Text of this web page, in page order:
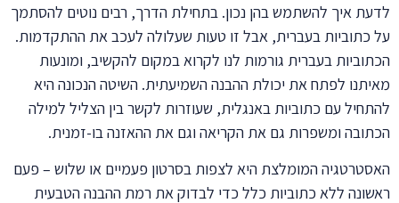
לדעת איך להשתמש בהן נכון. בתחילת הדרך, רבים נוטים להסתמך
על כתוביות בעברית, אבל זו טעות שעלולה לעכב את ההתקדמות.
הכתוביות בעברית גורמות לנו לקרוא במקום להקשיב, ומונעות
מאיתנו לפתח את יכולת ההבנה השמיעתית. השיטה הנכונה היא
להתחיל עם כתוביות באנגלית, שעוזרות לקשר בין הצליל למילה
הכתובה ומשפרות גם את הקריאה וגם את ההאזנה בו-זמנית.
האסטרטגיה המומלצת היא לצפות בסרטון פעמיים או שלוש – פעם
ראשונה ללא כתוביות כלל כדי לבדוק את רמת ההבנה הטבעית